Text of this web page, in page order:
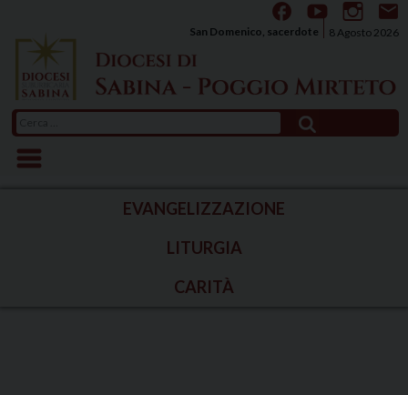
content
8 Agosto 2026
San Domenico, sacerdote
per:
EVANGELIZZAZIONE
LITURGIA
CARITÀ